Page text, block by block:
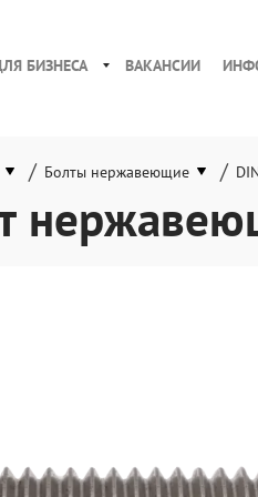
БИЗНЕСА ВАКАНСИИ
/ Болты нержавеющие /